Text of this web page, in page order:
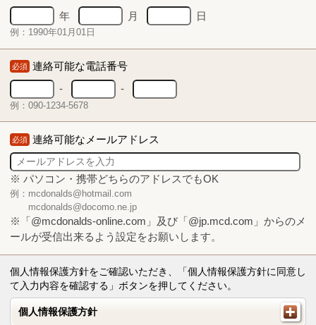
年
月 日
例：1990年01月01日
必須 連絡可能な電話番号
-
-
例：090-1234-5678
必須 連絡可能なメールアドレス
※ パソコン・携帯どちらのアドレスでもOK
例：mcdonalds@hotmail.com
mcdonalds@docomo.ne.jp
※「@mcdonalds-online.com」及び「@jp.mcd.com」からのメ
ールが受信出来るよう設定をお願いします。
個人情報保護方針をご確認いただき、「個人情報保護方針に同意し
て入力内容を確認する」ボタンを押してください。
個人情報保護方針